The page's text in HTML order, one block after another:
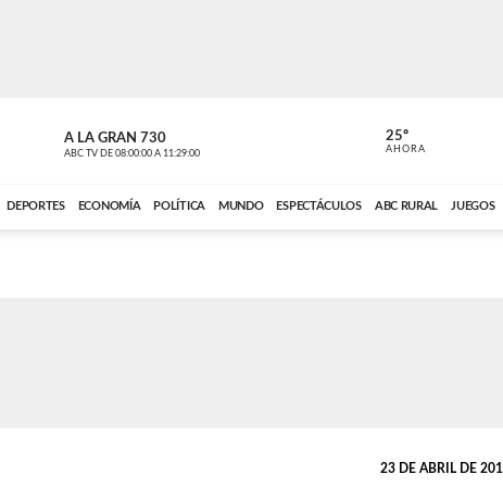
A LA GRAN 730
ABC TV DE 08:00:00 A 11:29:00 ABC CARDINAL
25º
AHORA
DEPORTES ECONOMÍA POLÍTICA MUNDO ESPECTÁCULOS ABC RURAL JUEGOS
23 DE ABRIL DE